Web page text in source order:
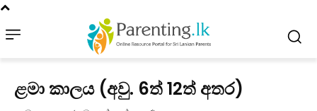
ළමා කාලය (අවු. 6ත් 12ත් අතර)